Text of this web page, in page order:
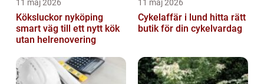
11 maj 2026
Köksluckor nyköping
smart väg till ett nytt kök
utan helrenovering
11 maj 2026
Cykelaffär i lund hitta rätt
butik för din cykelvardag